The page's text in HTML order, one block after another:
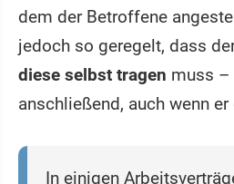
dem der Betroffene
jedoch so geregelt, dass
diese selbst tragen muss –
anschließend, auch wenn
In einigen